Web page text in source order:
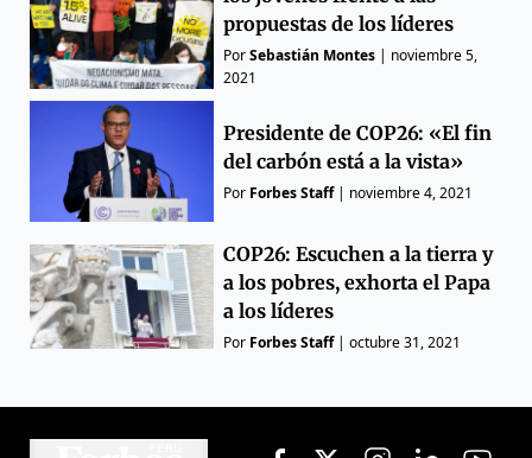
propuestas de los líderes
PorSebastián Montes | noviembre 5,
2021
Presidente de COP26: «El fin
del carbón está a la vista»
Por Forbes Staff| noviembre 4, 2021
COP26: Escuchen a la tierra y
a los pobres, exhorta el Papa
a los líderes
Por Forbes Staff|octubre 31, 2021